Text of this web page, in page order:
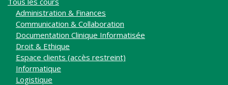
Administration & Finances
Communication & Collaboration
Documentation Clinique Informatisée
Droit & Ethique
Espace clients (accès restreint)
Informatique
Logistique